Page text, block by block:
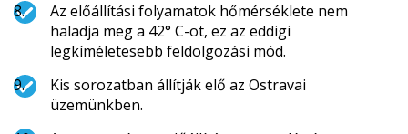
Az előállítási folyamatok hőmérséklete nem
haladja meg a 42° C-ot, ez az eddigi
legkíméletesebb feldolgozási mód.
Kis sorozatban állítják elő az Ostravai
üzemünkben.